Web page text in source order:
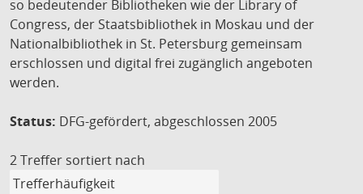
so bedeutender Bibliotheken wie der Library of
Congress, der Staatsbibliothek in Moskau und der
Nationalbibliothek in St. Petersburg gemeinsam
erschlossen und digital frei zugänglich angeboten
werden.
Status: DFG-gefördert, abgeschlossen 2005
2 Treffer sortiert nach